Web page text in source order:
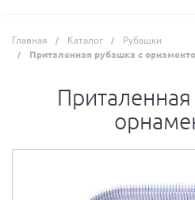
Главная Каталог Рубашки
Приталенная рубашка с